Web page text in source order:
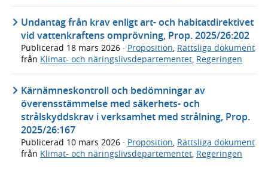
Undantag från krav enligt art- och habitatdirektivet
vid vattenkraftens omprövning, Prop. 2025/26:202
Publicerad 18 mars 2026 · Proposition, Rättsliga dokument
från Klimat- och näringslivsdepartementet, Regeringen
Kärnämneskontroll och bedömningar av
överensstämmelse med säkerhets- och
strålskyddskrav i verksamhet med strålning, Prop.
2025/26:167
Publicerad 10 mars 2026 · Proposition Rättsliga dokument
från Klimat- och näringslivsdepartementet Regeringen